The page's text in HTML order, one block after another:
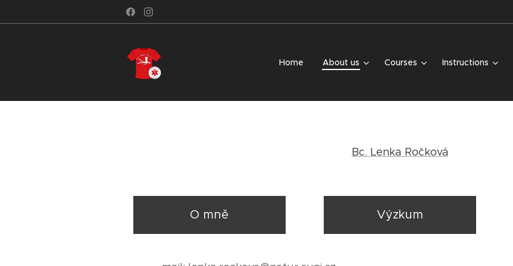
Home About us Courses Instructions
Bc. Lenka Ročková
O mně Výzkum